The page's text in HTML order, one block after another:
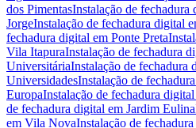
dos PimentasInstalação de fechadura
JorgeInstalação de fechadura digital
fechadura digital em Ponte Preta
Vila ItapuraInstalação de fechadura
UniversitáriaInstalação de fechadura
UniversidadesInstalação de
EuropaInstalação de fechadura digital
de fechadura digital em Jardim Eulina
em Vila NovaInstalação de